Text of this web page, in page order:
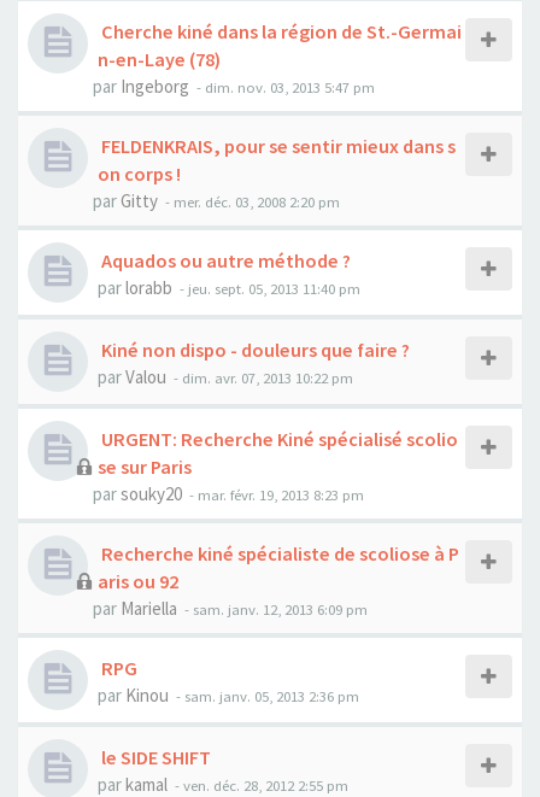
Cherche kiné dans la région de St.-Germai
n-en-Laye (78)
par Ingeborg - dim. nov. 03, 2013 5:47 pm
FELDENKRAIS, pour se sentir mieux dans s
on corps !
par Gitty - mer. déc. 03, 2008 2:20 pm
Aquados ou autre méthode ?
parlorabb - jeu. sept. 05, 2013 11:40 pm
Kiné non dispo - douleurs que faire ?
parValou - dim. avr. 07, 2013 10:22 pm
URGENT: Recherche Kiné spécialisé scolio
se sur Paris
parsouky20 - mar. févr. 19, 2013 8:23 pm
Recherche kiné spécialiste de scoliose à P
aris ou 92
par Mariella - sam. janv. 12, 2013 6:09 pm
RPG
par Kinou - sam. janv. 05, 2013 2:36 pm
le SIDE SHIFT
parkamal - ven. déc. 28, 2012 2:55 pm